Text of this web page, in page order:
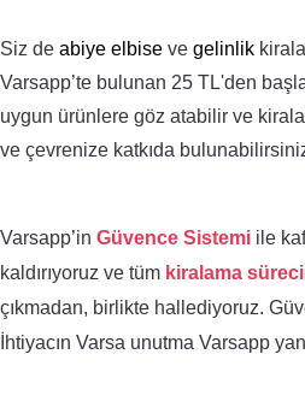
Siz de abiye elbise ve gelinlik
Varsapp’te bulunan 25 TL'den
uygun ürünlere göz atabilir ve
ve çevrenize katkıda
Varsapp’in Güvence Sistemi ile
kaldırıyoruz ve tüm kiralama
çıkmadan, birlikte hallediyoruz.
İhtiyacın Varsa unutma Varsapp